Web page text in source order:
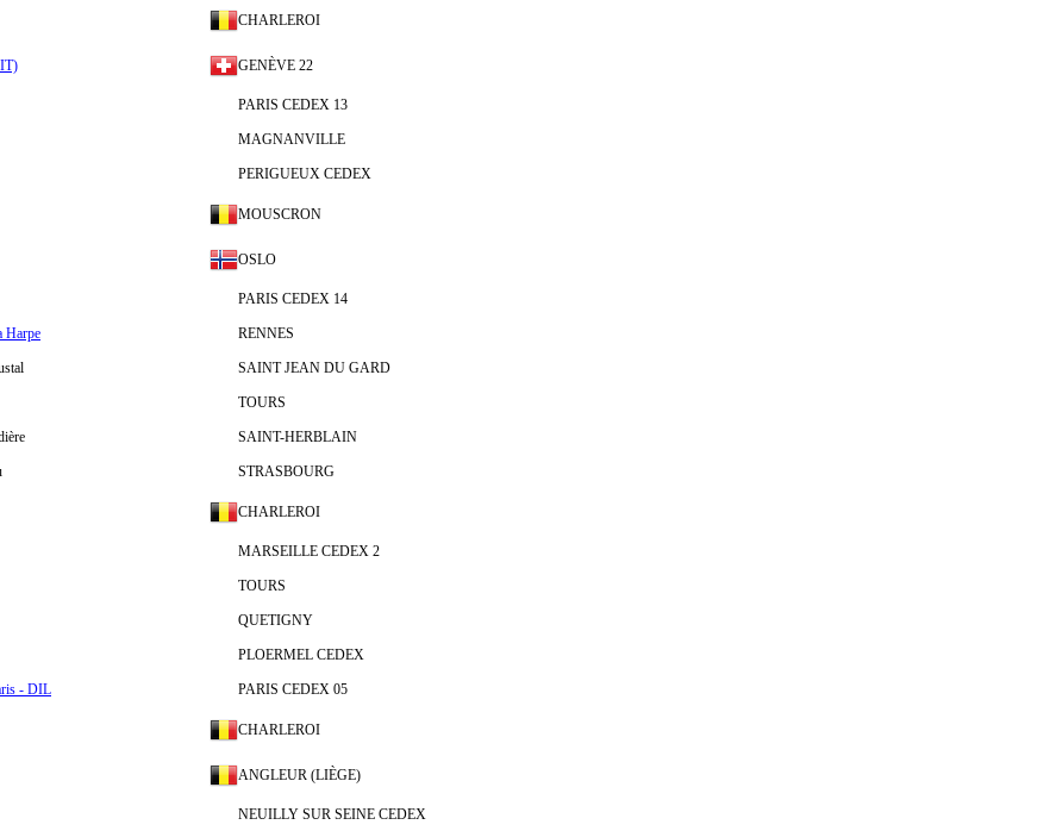
CHARLEROI
GENÈVE 22
PARIS CEDEX 13
MAGNANVILLE
PERIGUEUX CEDEX
MOUSCRON
OSLO
PARIS CEDEX 14
Harpe RENNES
SAINT JEAN DU GARD
TOURS
SAINT-HERBLAIN
STRASBOURG
CHARLEROI
MARSEILLE CEDEX 2
TOURS
QUETIGNY
PLOERMEL CEDEX
- DIL PARIS CEDEX 05
CHARLEROI
ANGLEUR (LIÈGE)
NEUILLY SUR SEINE CEDEX